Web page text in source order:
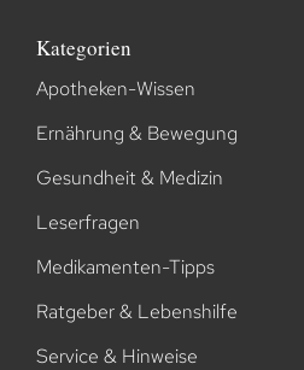
Kategorien
Apotheken-Wissen
Ernährung & Bewegung
Gesundheit & Medizin
Leserfragen
Medikamenten-Tipps
Ratgeber & Lebenshilfe
Service & Hinweise